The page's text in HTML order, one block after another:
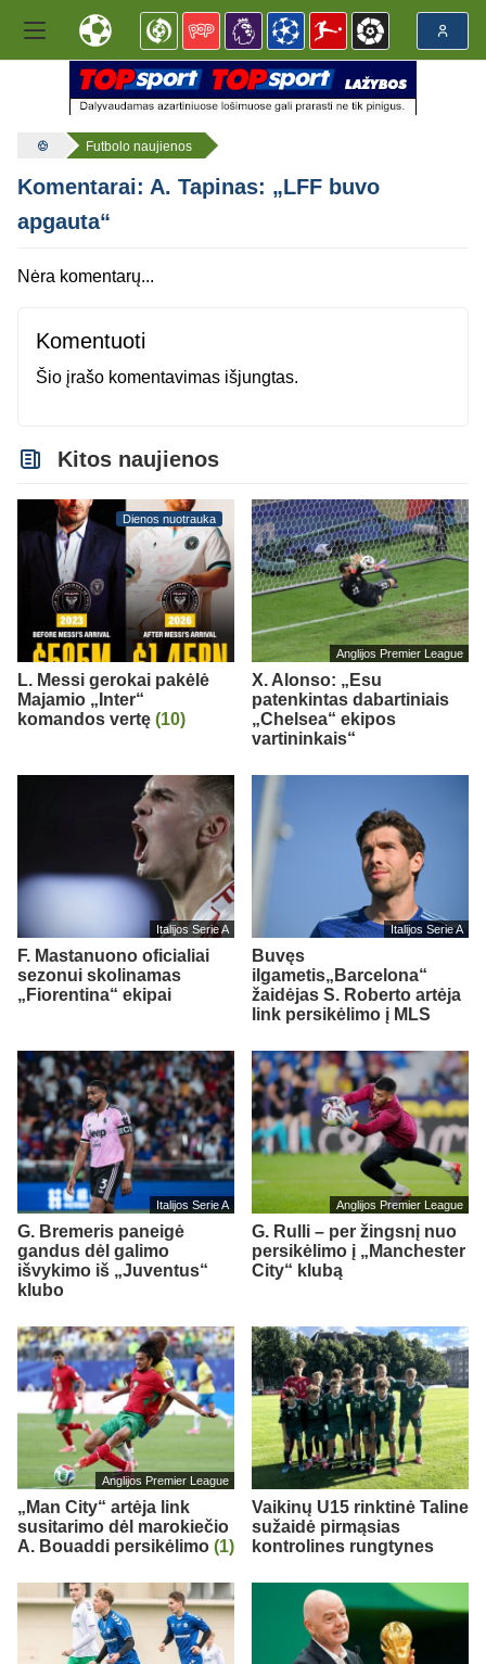
Futbolo naujienos
Komentarai: A. Tapinas: „LFF buvo
apgauta“
Nėra komentarų...
Komentuoti
Šio įrašo komentavimas išjungtas.
Kitos naujienos
Dienos nuotrauka
L. Messi gerokai pakėlė
Majamio „Inter“
komandos vertę (10)
Anglijos Premier League
X. Alonso: „Esu
patenkintas dabartiniais
„Chelsea“ ekipos
vartininkais“
Italijos Serie A
F. Mastanuono oficialiai
sezonui skolinamas
„Fiorentina“ ekipai
Italijos Serie A
Buvęs
ilgametis„Barcelona“
žaidėjas S. Roberto artėja
link persikėlimo į MLS
Italijos Serie A
G. Bremeris paneigė
gandus dėl galimo
išvykimo iš „Juventus“
klubo
Anglijos Premier League
G. Rulli – per žingsnį nuo
persikėlimo į „Manchester
City“ klubą
Anglijos Premier League
„Man City“ artėja link
susitarimo dėl marokiečio
A. Bouaddi persikėlimo (1)
Vaikinų U15 rinktinė Taline
sužaidė pirmąsias
kontrolines rungtynes